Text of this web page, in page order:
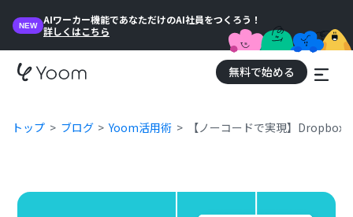
NEW
AIワーカー機能であなただけのAI社員をつくろう！
詳しくはこちら
無料で始める
トップ ブログ Yoom活用術 【ノーコードで実現】Dropbox